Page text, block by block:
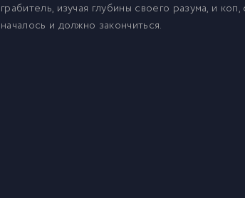
грабитель, изучая глубины своего разума, и
началось и должно закончиться.